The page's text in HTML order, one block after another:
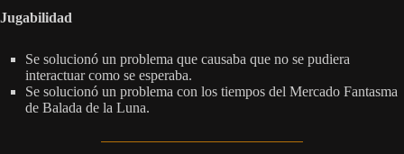
Jugabilidad
Se solucionó un problema que causaba que no se pudiera
interactuar como se esperaba.
Se solucionó un problema con los tiempos del Mercado Fantasma
de Balada de la Luna.